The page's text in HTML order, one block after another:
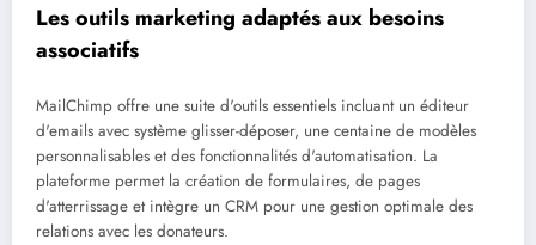
Les outils marketing adaptés aux besoins
associatifs
MailChimp offre une suite d'outils essentiels incluant un éditeur
d'emails avec système glisser-déposer, une centaine de modèles
personnalisables et des fonctionnalités d'automatisation. La
plateforme permet la création de formulaires, de pages
d'atterrissage et intègre un CRM pour une gestion optimale des
relations avec les donateurs.